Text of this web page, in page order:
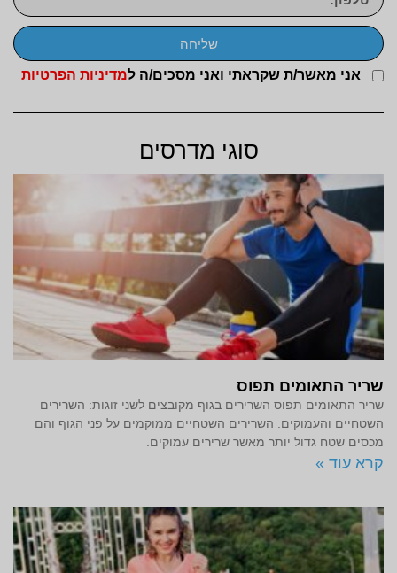
אני מאשר/ת שקראתי ואני מסכים/ה למדיניות הפרטיות
שליחה
סוגי מדרסים
שריר התאומים תפוס
שריר התאומים תפוס השרירים בגוף מקובצים לשני זוגות: השרירים
השטחיים והעמוקים. השרירים השטחיים ממוקמים על פני הגוף והם
מכסים שטח גדול יותר מאשר שרירים עמוקים.
קרא עוד »